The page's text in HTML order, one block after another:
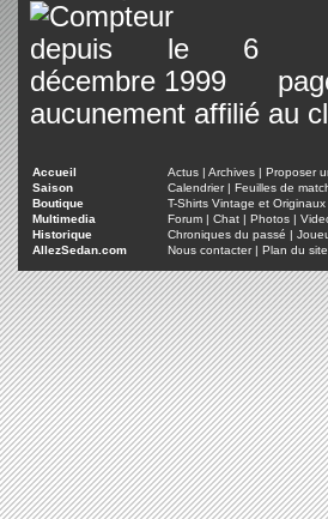
aucunement affilié au
Accueil Actus | Archives | Proposer
Saison
Calendrier| Feuilles de
Boutique
T-Shirts Vintage et Originaux
Multimedia
Forum | Chat | Photos |
Historique
Chroniques du passé |
AllezSedan.com
Nous contacter| Plan du site